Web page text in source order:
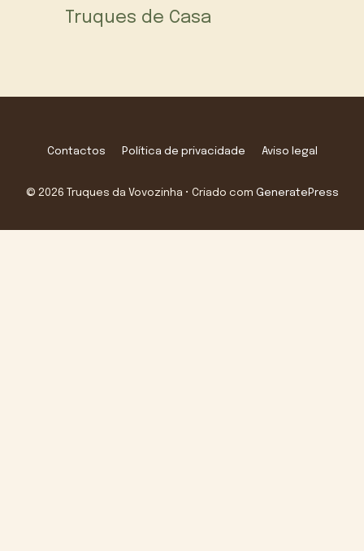
Truques de Casa
Contactos Política de privacidade Aviso legal
© 2026 Truques da Vovozinha • Criado com GeneratePress